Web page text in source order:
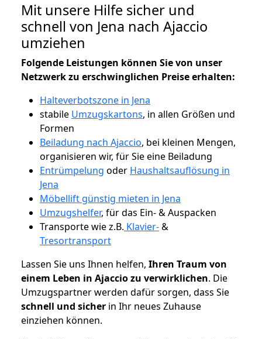
Mit unsere Hilfe sicher und
schnell von Jena nach Ajaccio
umziehen
Folgende Leistungen können Sie von unser
Netzwerk zu erschwinglichen Preise erhalten:
Halteverbotszone in Jena
stabile Umzugskartons, in allen Größen und
Formen
Beiladung nach Ajaccio, bei kleinen Mengen,
organisieren wir, für Sie eine Beiladung
Entrümpelung oder Haushaltsauflösung in
Jena
Möbellift günstig mieten in Jena
Umzugshelfer, für das Ein- & Auspacken
Transporte wie z.B. Klavier-&
Tresortransport
Lassen Sie uns Ihnen helfen, Ihren Traum von
einem Leben in Ajaccio zu verwirklichen. Die
Umzugspartner werden dafür sorgen, dass Sie
schnell und sicher in Ihr neues Zuhause
einziehen können.